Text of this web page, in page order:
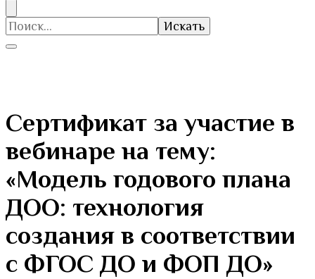
Искать:
Сертификат за участие в
вебинаре на тему:
«Модель годового плана
ДОО: технология
создания в соответствии
с ФГОС ДО и ФОП ДО»